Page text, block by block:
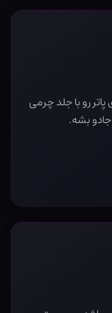
رو با جلد چرمی
بشه.